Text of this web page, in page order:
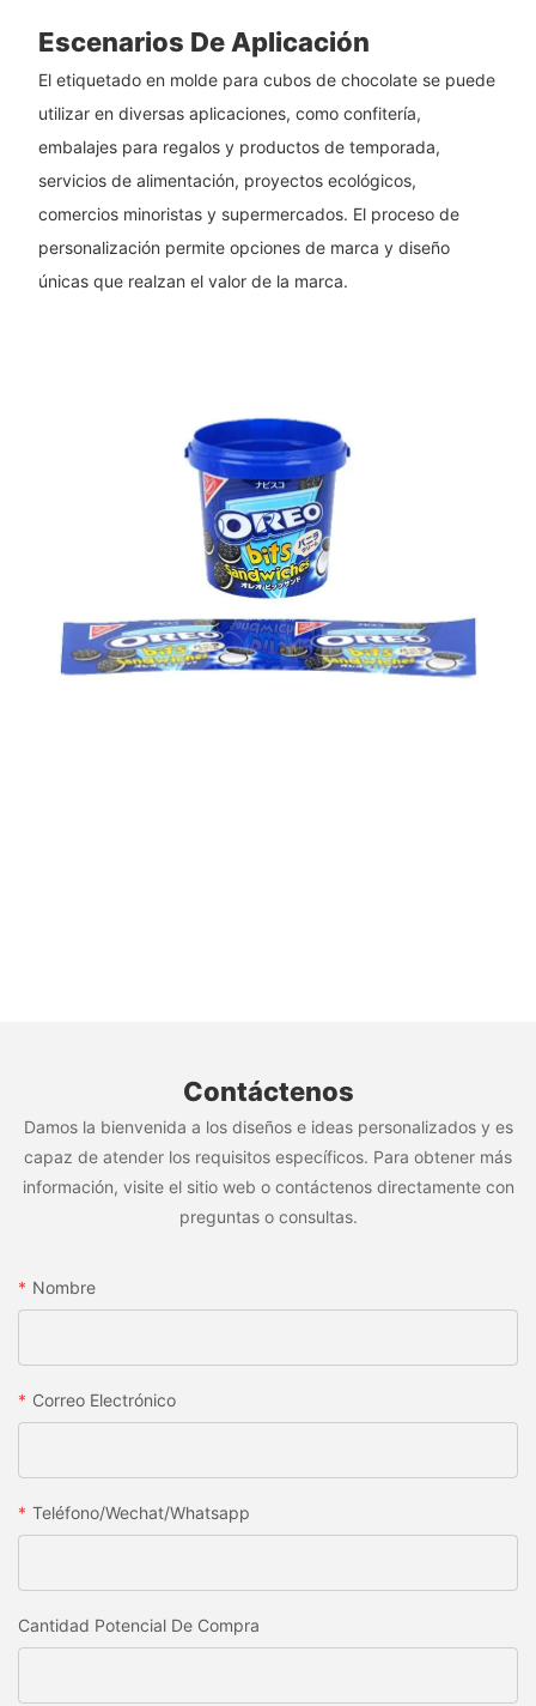
Escenarios De Aplicación
El etiquetado en molde para cubos de chocolate se puede
utilizar en diversas aplicaciones, como confitería,
embalajes para regalos y productos de temporada,
servicios de alimentación, proyectos ecológicos,
comercios minoristas y supermercados. El proceso de
personalización permite opciones de marca y diseño
únicas que realzan el valor de la marca.
Contáctenos
Damos la bienvenida a los diseños e ideas personalizados y es
capaz de atender los requisitos específicos. Para obtener más
información, visite el sitio web o contáctenos directamente con
preguntas o consultas.
Nombre
Correo Electrónico
Teléfono/wechat/whatsapp
Cantidad Potencial De Compra